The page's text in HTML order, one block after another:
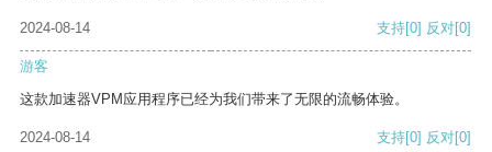
2024-08-14 支持[0] 反对[0]
游客
这款加速器VPM应用程序已经为我们带来了无限的流畅体验。
2024-08-14 支持[0] 反对[0]